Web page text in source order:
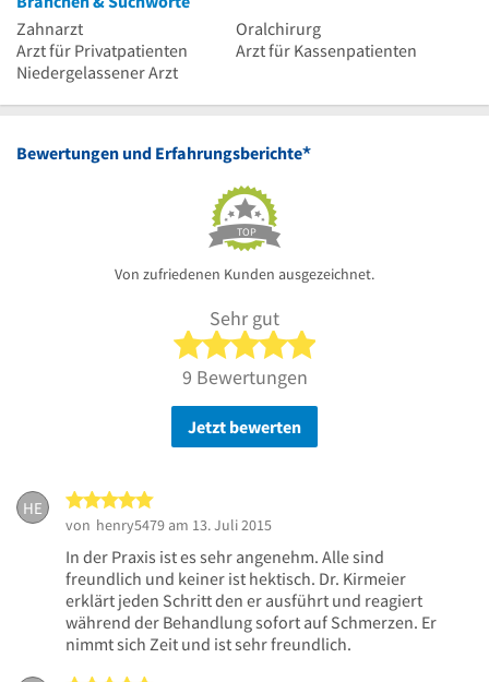
Zahnarzt
Oralchirurg
Arzt für Privatpatienten
Arzt für Kassenpatienten
Niedergelassener Arzt
Bewertungen und Erfahrungsberichte*
TOP
Von zufriedenen Kunden ausgezeichnet.
Sehr gut
5 von 5 Sternen
9 Bewertungen
Jetzt bewerten
HE
von henry5479 am 13. Juli 2015
In der Praxis ist es sehr angenehm. Alle sind
freundlich und keiner ist hektisch. Dr. Kirmeier
erklärt jeden Schritt den er ausführt und reagiert
während der Behandlung sofort auf Schmerzen. Er
nimmt sich Zeit und ist sehr freundlich.